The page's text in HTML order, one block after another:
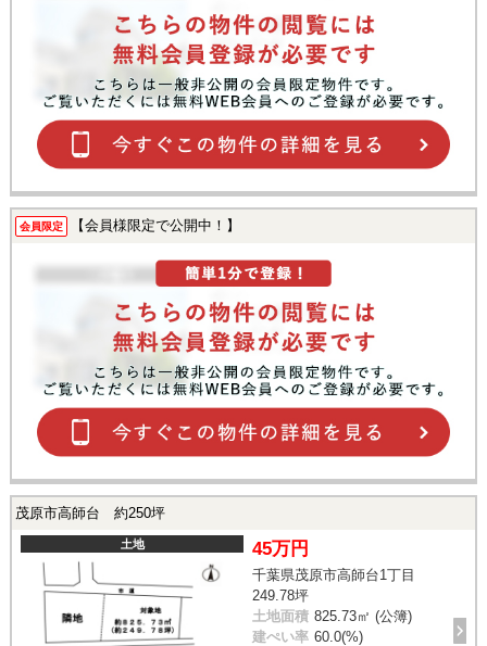
会員限定 【会員様限定で公開中！】
茂原市高師台 約250坪
土地 45万円
千葉県茂原市高師台1丁目
249.78坪
土地面積 825.73㎡ (公簿)
建ぺい率 60.0(%)